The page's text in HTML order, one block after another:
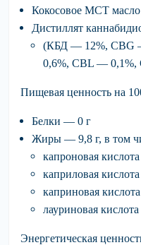
Кокосовое МСТ
Дистиллят
(КБД — 12%, CBG
0,6%, CBL —
Пищевая ценность на
Белки — 0 г
Жиры — 9,8 г, в том
капроновая
каприловая
каприновая
лауриновая
Энергетическая